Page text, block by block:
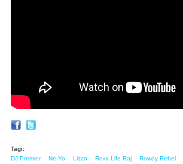
Tagi:
DJ Premier
Ne-Yo Lizzo Rexx Life Raj Rowdy Rebel